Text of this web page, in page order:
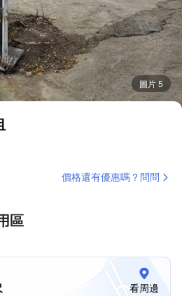
圖片 5
價格還有優惠嗎？問問
區
看周邊